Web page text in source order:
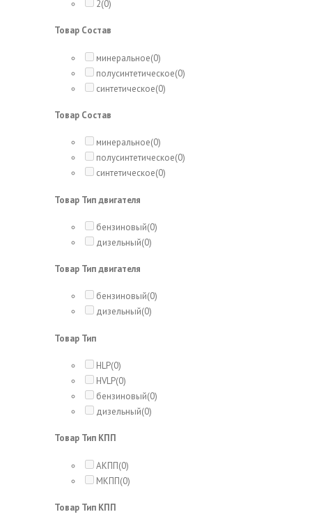
2(0)
Товар Состав
минеральное(0)
полусинтетическое(0)
синтетическое(0)
Товар Состав
минеральное(0)
полусинтетическое(0)
синтетическое(0)
Товар Тип двигателя
бензиновый(0)
дизельный(0)
Товар Тип двигателя
бензиновый(0)
дизельный(0)
Товар Тип
HLP(0)
HVLP(0)
бензиновый(0)
дизельный(0)
Товар Тип КПП
АКПП(0)
МКПП(0)
Товар Тип КПП